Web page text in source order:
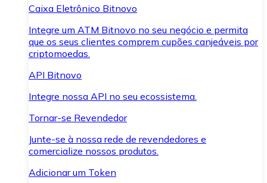
Caixa Eletrônico Bitnovo
Integre um ATM Bitnovo no seu negócio e permita
que os seus clientes comprem cupões canjeáveis por
criptomoedas.
API Bitnovo
Integre nossa API no seu ecossistema.
Tornar-se Revendedor
Junte-se à nossa rede de revendedores e
comercialize nossos produtos.
Adicionar um Token